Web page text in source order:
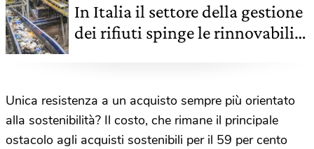
In Italia il settore della gestione
dei rifiuti spinge le rinnovabili e
Unica resistenza a un acquisto sempre più orientato
alla sostenibilità? Il costo, che rimane il principale
ostacolo agli acquisti sostenibili per il 59 per cento